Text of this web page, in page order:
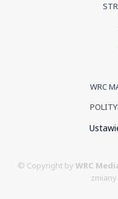
WRC
© Copyright by WRC